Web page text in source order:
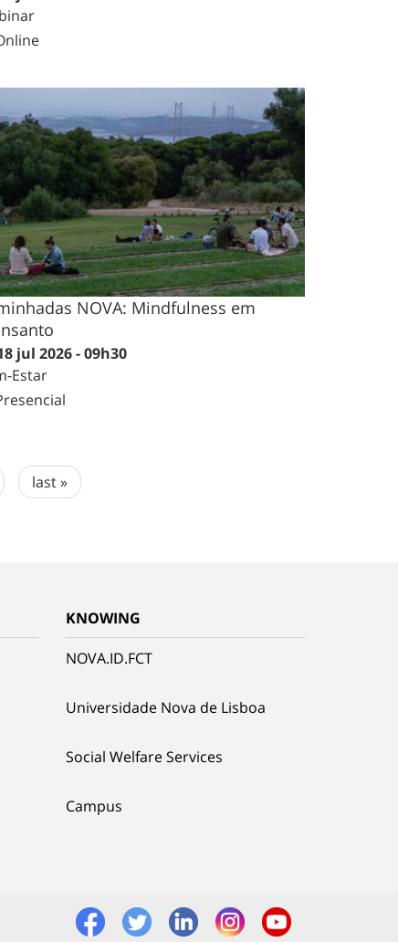
NOVA: Mindfulness em
jul 2026 - 09h30
Estar
last »
KNOWING
NOVA.ID.FCT
Universidade Nova de Lisboa
Social Welfare Services
Campus